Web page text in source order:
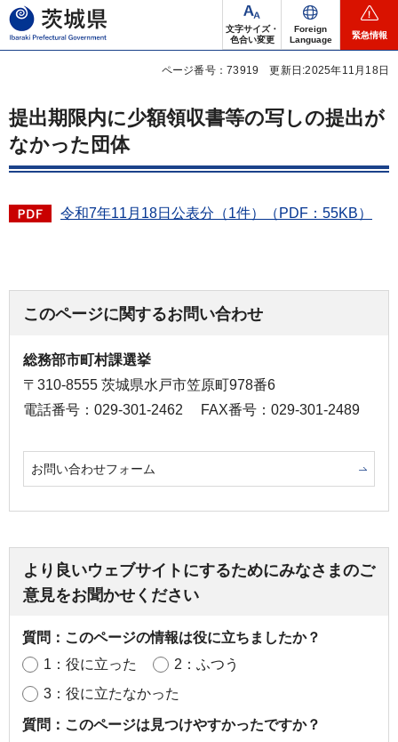
茨城県
文字サイズ・
色合い変更
Foreign
Language
緊急情報
ページ番号：73919 更新日:2025年11月18日
提出期限内に少額領収書等の写しの提出が
なかった団体
令和7年11月18日公表分（1件）（PDF：55KB）
このページに関するお問い合わせ
総務部市町村課選挙
〒310-8555 茨城県水戸市笠原町978番6
電話番号：029-301-2462
FAX番号：029-301-2489
お問い合わせフォーム
より良いウェブサイトにするためにみなさまのご
意見をお聞かせください
質問：このページの情報は役に立ちましたか？
1：役に立った
2：ふつう
3：役に立たなかった
質問：このページは見つけやすかったですか？